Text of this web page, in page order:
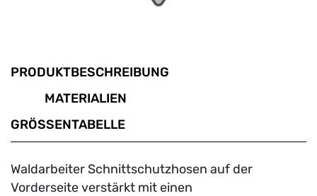
PRODUKTBESCHREIBUNG
MATERIALIEN
GRÖSSENTABELLE
Waldarbeiter Schnittschutzhosen auf der
Vorderseite verstärkt mit einen